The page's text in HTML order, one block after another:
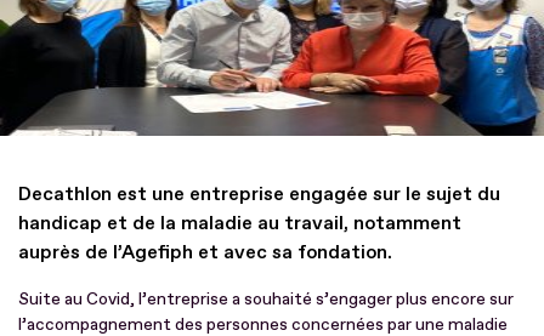
Decathlon est une entreprise engagée sur le sujet du
handicap et de la maladie au travail, notamment
auprès de l’Agefiph et avec sa fondation.
Suite au Covid, l’entreprise a souhaité s’engager plus encore sur
l’accompagnement des personnes concernées par une maladie